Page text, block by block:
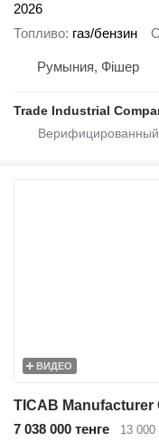
2026
Топливо газ/бензин
Румыния, Фішер
Trade Industrial
ВИДЕО
7 038 000 тенге 13 000